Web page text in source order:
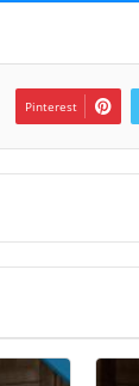
Pinterest